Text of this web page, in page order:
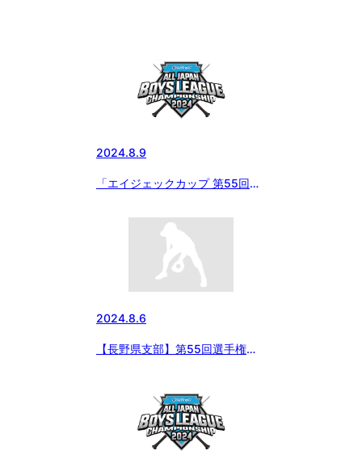
2024.8.9
「エイジェックカップ 第55回日
の試合結果
2024.8.6
【長野県支部】第55回選手権大